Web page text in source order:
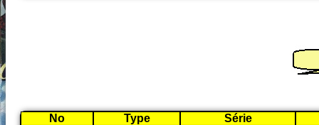
No Type
Série